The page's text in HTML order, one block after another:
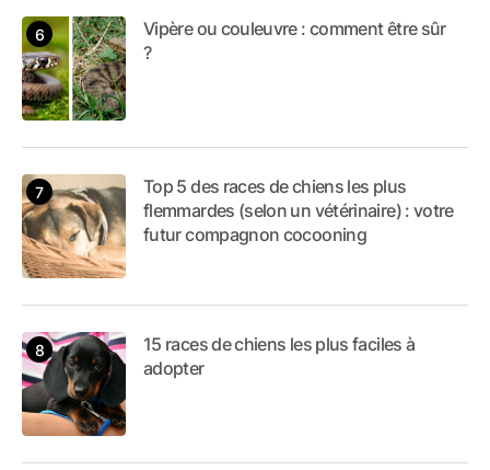
Vipère ou couleuvre : comment être sûr
?
Top 5 des races de chiens les plus
flemmardes (selon un vétérinaire) : votre
futur compagnon cocooning
15 races de chiens les plus faciles à
adopter